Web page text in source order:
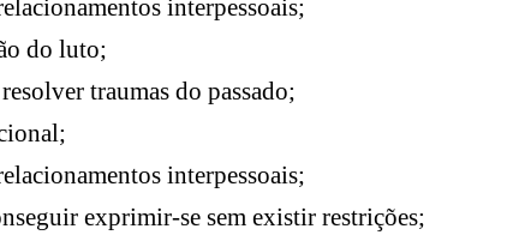
interpessoais;
do luto;
traumas do passado;
interpessoais;
exprimir-se sem existir restrições;